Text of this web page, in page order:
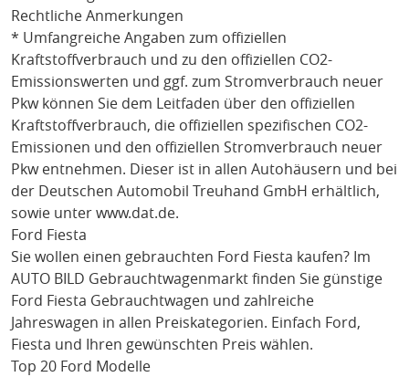
Rechtliche Anmerkungen
* Umfangreiche Angaben zum offiziellen
Kraftstoffverbrauch und zu den offiziellen CO2-
Emissionswerten und ggf. zum Stromverbrauch neuer
Pkw können Sie dem Leitfaden über den offiziellen
Kraftstoffverbrauch, die offiziellen spezifischen CO2-
Emissionen und den offiziellen Stromverbrauch neuer
Pkw entnehmen. Dieser ist in allen Autohäusern und bei
der Deutschen Automobil Treuhand GmbH erhältlich,
sowie unter www.dat.de.
Ford Fiesta
Sie wollen einen gebrauchten Ford Fiesta kaufen? Im
AUTO BILD Gebrauchtwagenmarkt finden Sie günstige
Ford Fiesta Gebrauchtwagen und zahlreiche
Jahreswagen in allen Preiskategorien. Einfach Ford,
Fiesta und Ihren gewünschten Preis wählen.
Top 20 Ford Modelle